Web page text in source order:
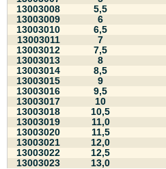
13003008
5,5
13003009
6
13003010
6,5
13003011
7
13003012
7,5
13003013
8
13003014
8,5
13003015
9
13003016
9,5
13003017
10
13003018
10,5
13003019
11,0
13003020
11,5
13003021
12,0
13003022
12,5
13003023
13,0